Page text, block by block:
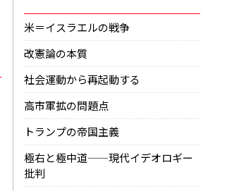
米＝イスラエルの戦争
改憲論の本質
社会運動から再起動する
高市軍拡の問題点
トランプの帝国主義
極右と極中道——現代イデオロギー
批判